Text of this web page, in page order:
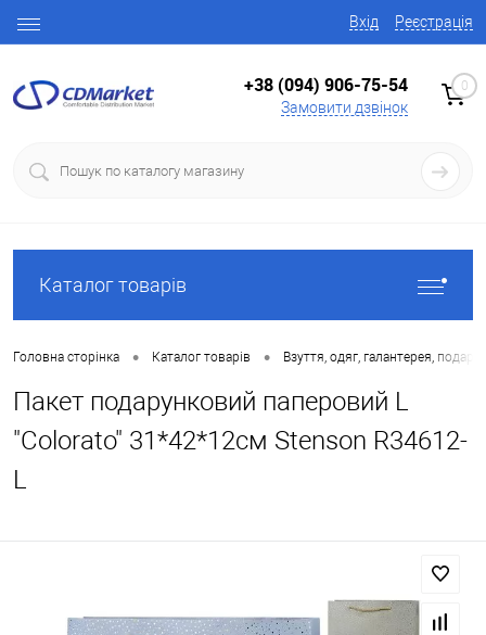
Вхід Реєстрація
+38 (094) 906-75-54
Замовити дзвінок
0
Каталог товарів
Головна сторінка • Каталог товарів • Взуття, одяг, галантерея,
Пакет подарунковий паперовий L
"Colorato" 31*42*12см Stenson R34612-
L